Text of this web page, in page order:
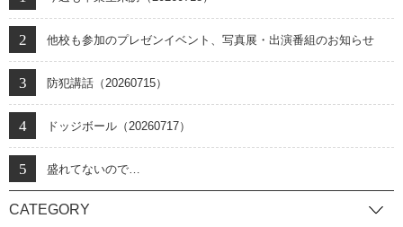
他校も参加のプレゼンイベント、写真展・出演番組のお知らせ
防犯講話（20260715）
ドッジボール（20260717）
盛れてないので…
CATEGORY